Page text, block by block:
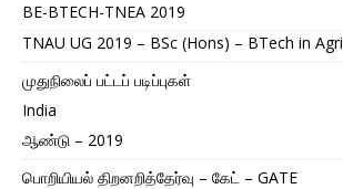
BE-BTECH-TNEA 2019
TNAU UG 2019 – BSc (Hons) – BTech in Agri
முதுநிலைப் பட்டப் படிப்புகள்
India
ஆண்டு – 2019
பொறியியல் திறனறித்தேர்வு – கேட் – GATE